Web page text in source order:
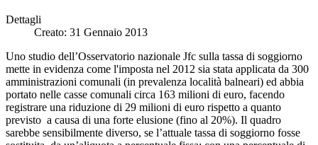
Dettagli
Creato: 31 Gennaio 2013
Uno studio dell’Osservatorio nazionale Jfc sulla tassa di soggiorno
mette in evidenza come l'imposta nel 2012 sia stata applicata da 300
amministrazioni comunali (in prevalenza località balneari) ed abbia
portato nelle casse comunali circa 163 milioni di euro, facendo
registrare una riduzione di 29 milioni di euro rispetto a quanto
previsto a causa di una forte elusione (fino al 20%). Il quadro
sarebbe sensibilmente diverso, se l’attuale tassa di soggiorno fosse